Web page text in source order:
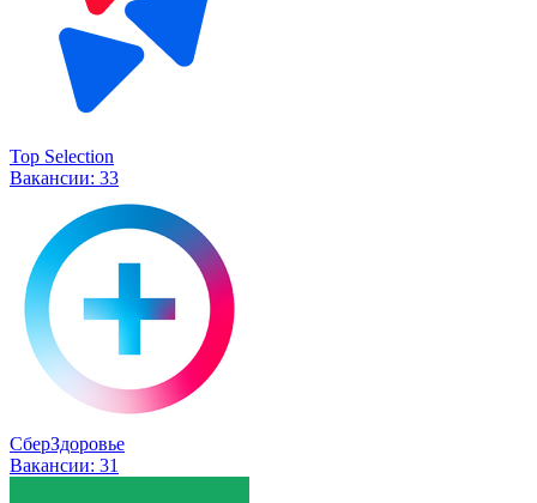
Top Selection
Вакансии: 33
СберЗдоровье
Вакансии: 31